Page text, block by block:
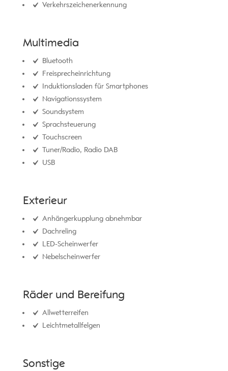
Verkehrszeichenerkennung
Multimedia
Bluetooth
Freisprecheinrichtung
Induktionsladen für Smartphones
Navigationssystem
Soundsystem
Sprachsteuerung
Touchscreen
Tuner/Radio, Radio DAB
USB
Exterieur
Anhängerkupplung abnehmbar
Dachreling
LED-Scheinwerfer
Nebelscheinwerfer
Räder und Bereifung
Allwetterreifen
Leichtmetallfelgen
Sonstige